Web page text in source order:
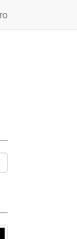
Ordenar